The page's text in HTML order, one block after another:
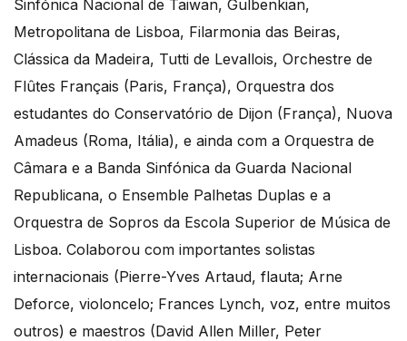
Sinfónica Nacional de Taiwan, Gulbenkian,
Metropolitana de Lisboa, Filarmonia das Beiras,
Clássica da Madeira, Tutti de Levallois, Orchestre de
Flûtes Français (Paris, França), Orquestra dos
estudantes do Conservatório de Dijon (França), Nuova
Amadeus (Roma, Itália), e ainda com a Orquestra de
Câmara e a Banda Sinfónica da Guarda Nacional
Republicana, o Ensemble Palhetas Duplas e a
Orquestra de Sopros da Escola Superior de Música de
Lisboa. Colaborou com importantes solistas
internacionais (Pierre-Yves Artaud, flauta; Arne
Deforce, violoncelo; Frances Lynch, voz, entre muitos
outros) e maestros (David Allen Miller, Peter